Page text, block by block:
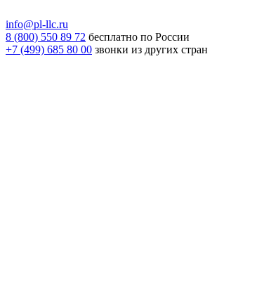
info@pl-llc.ru
8 (800) 550 89 72 бесплатно по России
+7 (499) 685 80 00 звонки из других стран